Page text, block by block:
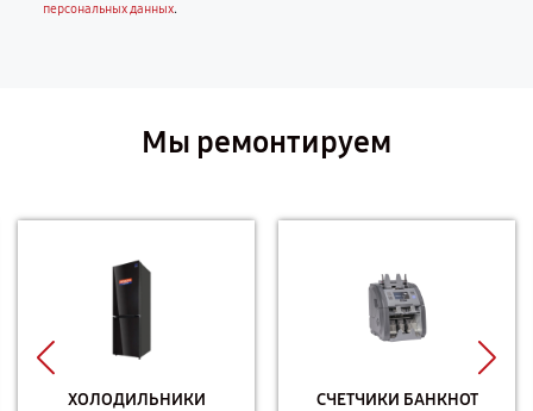
персональных данных.
Мы ремонтируем
ХОЛОДИЛЬНИКИ СЧЕТЧИКИ БАНКНОТ